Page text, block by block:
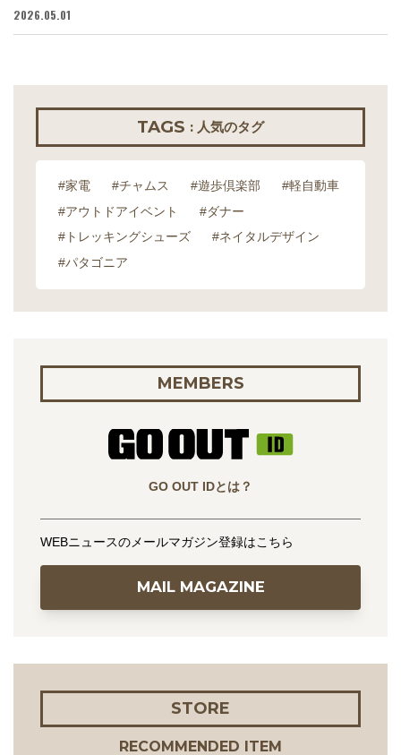
2026.05.01
TAGS : 人気のタグ
#家電 #チャムス #遊歩倶楽部
#軽自動車
#アウトドアイベント
#ダナー
#トレッキングシューズ
#ネイタルデザイン
#パタゴニア
MEMBERS
GO OUT IDとは？
WEBニュースのメールマガジン登録はこちら
MAIL MAGAZINE
STORE
RECOMMENDED ITEM